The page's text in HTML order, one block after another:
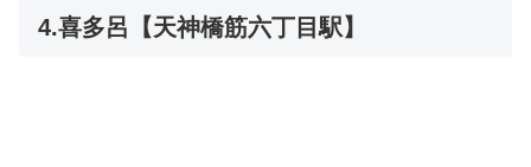
4.喜多呂【天神橋筋六丁目駅】